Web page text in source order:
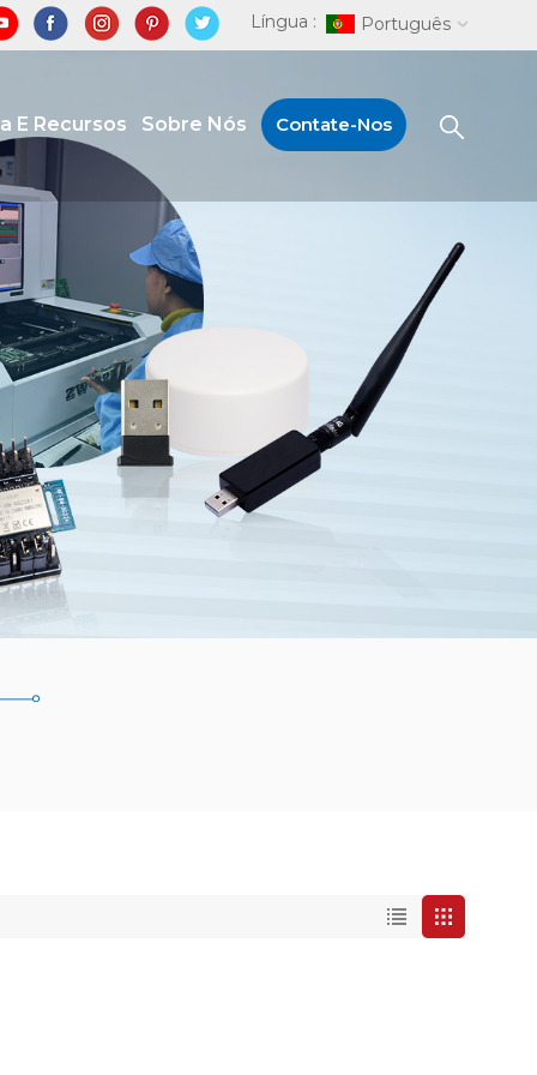
Língua : Português
E Recursos Sobre Nós Contate-Nos